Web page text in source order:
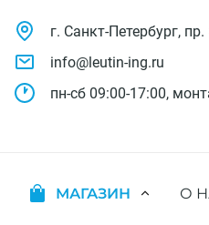
г. Санкт-Петербург,
info@leutin-ing.ru
пн-сб 09:00-17:00,
МАГАЗИН О